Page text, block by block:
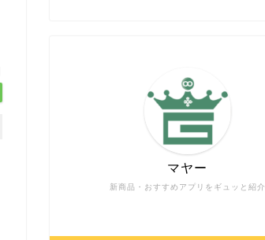
新商品・おすすめアプリをギュッと紹介
マヤー